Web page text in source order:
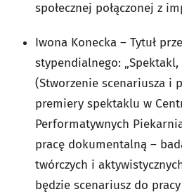
społecznej połączonej z
Iwona Konecka – Tytuł
stypendialnego:
(Stworzenie scenariusza i
premiery spektaklu w
Performatywnych
pracę dokumentalną –
twórczych i
będzie scenariusz do